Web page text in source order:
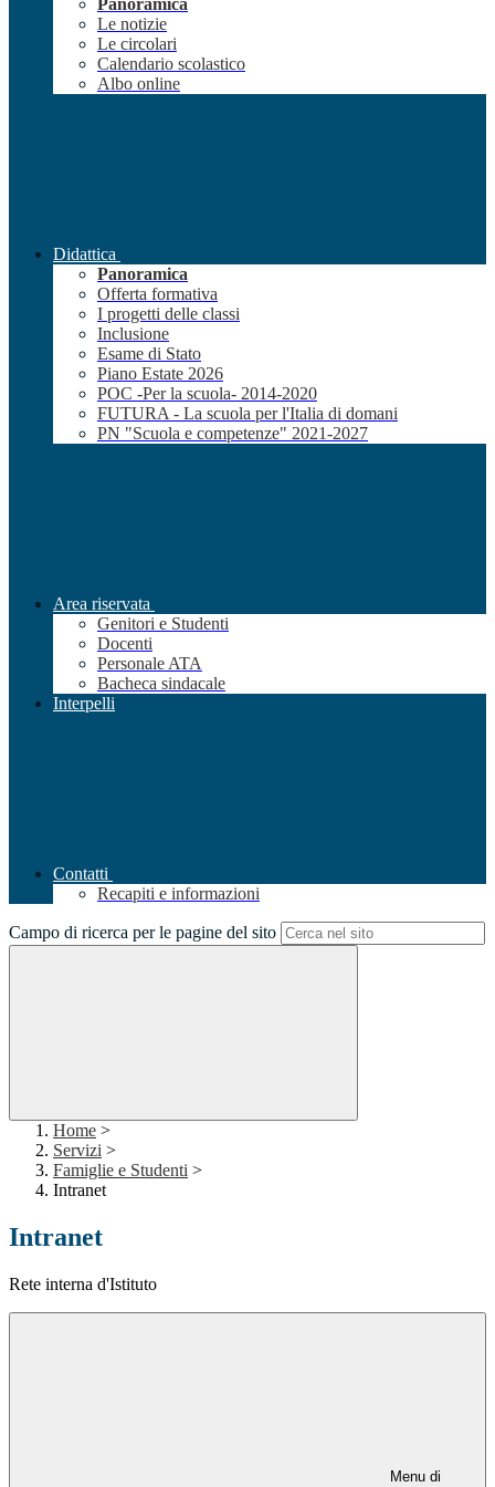
Panoramica
Le notizie
Le circolari
Calendario scolastico
Albo online
Didattica
Panoramica
Offerta formativa
I progetti delle classi
Inclusione
Esame di Stato
Piano Estate 2026
POC -Per la scuola- 2014-2020
FUTURA - La scuola per l'Italia di domani
PN "Scuola e competenze" 2021-2027
Area riservata
Genitori e Studenti
Docenti
Personale ATA
Bacheca sindacale
Interpelli
Contatti
Recapiti e informazioni
Campo di ricerca per le pagine del sito
Home >
Servizi >
Famiglie e Studenti >
Intranet
Intranet
Rete interna d'Istituto
Menu di